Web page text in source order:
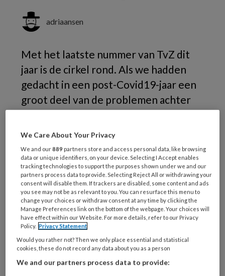
adriaansen
Met het laatste nummer van TvZ dit
jaar is de cirkel rond. Als we hadden
gedacht in een post-Covid19-jaar een
groot deel van de problemen achter
ons te zullen laten, zijn we bedrogen
uitgekomen.
Vele verpleegkundigen kampen nog met Post-
Covid, met weinig zicht op een oplossing.
Verpleegkundigen zijn vaak moe en uitgeput;
de rek is eruit, terwijl onverminderd een
beroep op hen wordt gedaan. Er moet een
inhaalslag worden gemaakt die op zijn minst
meerdere jaren duurt.
Uit de Covid-periode is ons als
We Care About Your Privacy
We and our889 partners store and access personal data, like browsing
data or unique identifiers, on your device. Selecting I Accept enables
tracking technologies to support the purposes shown under we and our
partners process data to provide. Selecting Reject All or withdrawing your
consent will disable them. If trackers are disabled, some content and ads
you see may not be as relevant to you. You can resurface this menu to
change your choices or withdraw consent at any time by clicking the
Manage Preferences link on the bottom of the webpage. Your choices will
have effect within our Website. For more details, refer to our Privacy
Policy. Privacy Statement
Would you rather not? Then we only place essential and statistical
cookies, these do not record any data about you as a person
We and our partners process data to provide: